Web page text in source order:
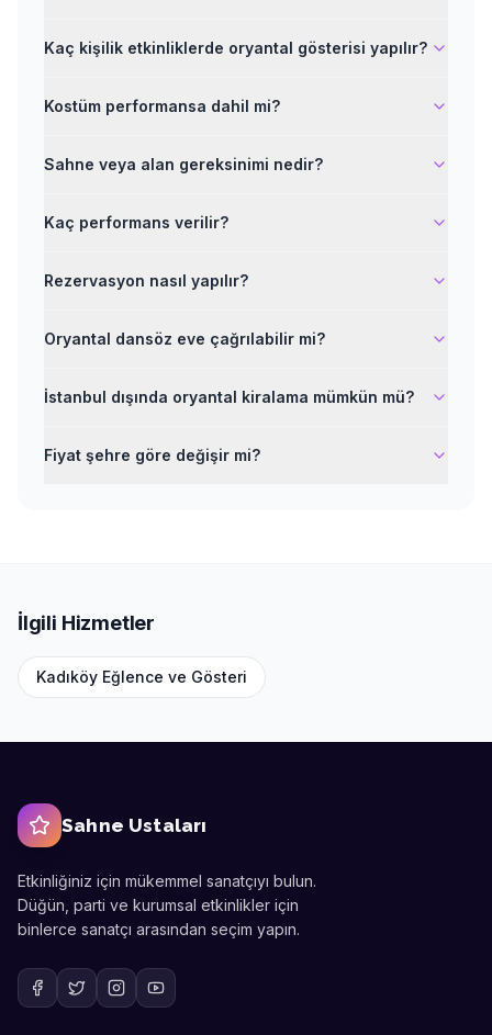
Kaç kişilik etkinliklerde oryantal gösterisi yapılır?
Kostüm performansa dahil mi?
Sahne veya alan gereksinimi nedir?
Kaç performans verilir?
Rezervasyon nasıl yapılır?
Oryantal dansöz eve çağrılabilir mi?
İstanbul dışında oryantal kiralama mümkün mü?
Fiyat şehre göre değişir mi?
İlgili Hizmetler
Kadıköy Eğlence ve Gösteri
Sahne Ustaları
Etkinliğiniz için mükemmel sanatçıyı bulun.
Düğün, parti ve kurumsal etkinlikler için
binlerce sanatçı arasından seçim yapın.